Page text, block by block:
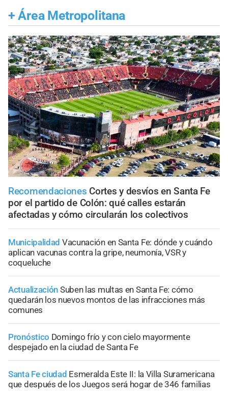
+ Área Metropolitana
Recomendaciones Cortes y desvíos en Santa Fe
por el partido de Colón: qué calles estarán
afectadas y cómo circularán los colectivos
Municipalidad Vacunación en Santa Fe: dónde y cuándo
aplican vacunas contra la gripe, neumonía, VSR y
coqueluche
Actualización Suben las multas en Santa Fe: cómo
quedarán los nuevos montos de las infracciones más
comunes
Pronóstico Domingo frío y con cielo mayormente
despejado en la ciudad de Santa Fe
Santa Fe ciudad Esmeralda Este II: la Villa Suramericana
que después de los Juegos será hogar de 346 familias